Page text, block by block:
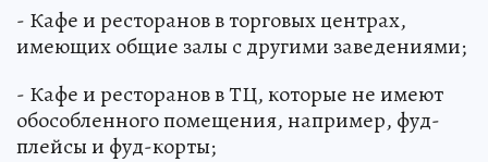
- Кафе и ресторанов в торговых центрах,
имеющих общие залы с другими заведениями;
- Кафе и ресторанов в ТЦ, которые не имеют
обособленного помещения, например, фуд-
плейсы и фуд-корты;